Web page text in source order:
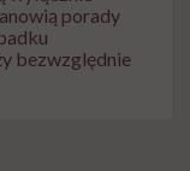
porady
bezwzględnie